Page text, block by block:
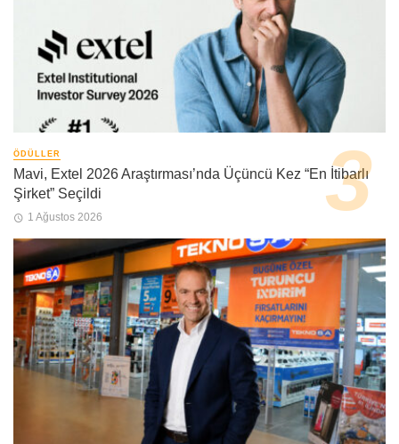
ÖDÜLLER
Mavi, Extel 2026 Araştırması’nda Üçüncü Kez “En İtibarlı
Şirket” Seçildi
1 Ağustos 2026